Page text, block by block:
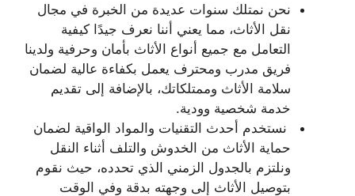
نحن نمتلك سنوات عديدة من الخبرة في مجال
نقل الأثاث، مما يعني أننا نعرف جيدًا كيفية
التعامل مع جميع أنواع الأثاث بأمان وحرفية ولدينا
فريق مدرب ومحترف يعمل بكفاءة عالية لضمان
سلامة الأثاث وممتلكاتك، بالإضافة إلى تقديم
خدمة شخصية وودية.
نستخدم أحدث التقنيات والمواد الواقية لضمان
حماية الأثاث من الخدوش والتلف أثناء النقل
ونلتزم بالجدول الزمني الذي تحدده، حيث نقوم
بتوصيل الأثاث إلى وجهته بدقة وفي الوقت